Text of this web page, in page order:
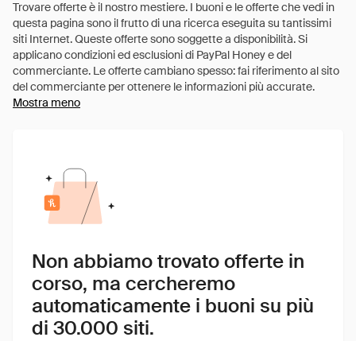
Mostra meno
Non abbiamo trovato offerte in
corso, ma cercheremo
automaticamente i buoni su più
di 30.000 siti.